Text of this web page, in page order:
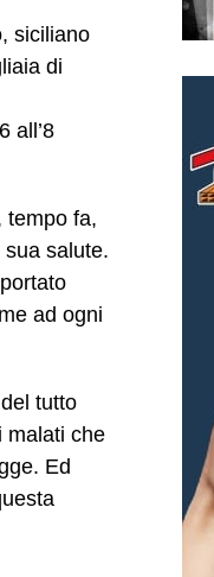
siciliano
di
all’8
tempo fa,
salute.
ad ogni
tutto
malati che
Ed